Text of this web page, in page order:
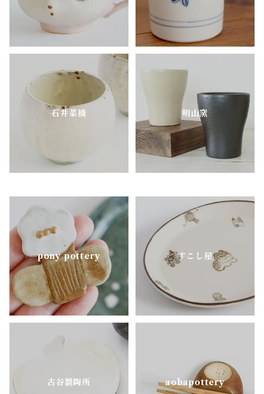
MEISTER HAND
mimi.un_bd
nagusa
OKAMA Studio
pony pottery
石井菜摘 明山窯
pony pottery すこし屋
古谷製陶所 aobapottery